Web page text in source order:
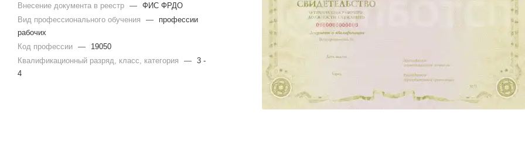
Внесение документа в реестр — ФИС ФРДО
Вид профессионального обучения
—
профессии
рабочих
Код профессии —
19050
Квалификационный разряд, класс, категория
— 3 -
4